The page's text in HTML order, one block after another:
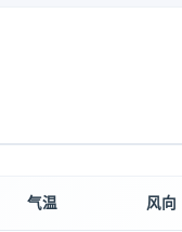
气温 风向